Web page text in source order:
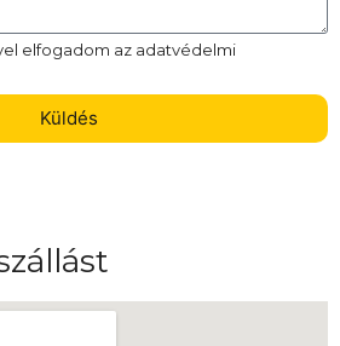
elfogadom az adatvédelmi
Küldés